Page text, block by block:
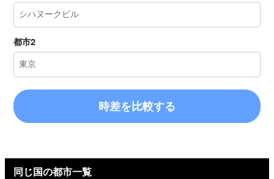
都市2
時差を比較する
同じ国の都市一覧